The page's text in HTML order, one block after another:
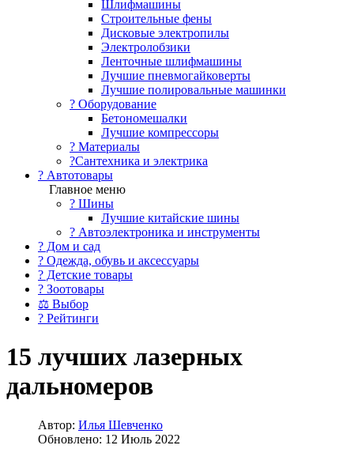
Шлифмашины
Строительные фены
Дисковые электропилы
Электролобзики
Ленточные шлифмашины
Лучшие пневмогайковерты
Лучшие полировальные машинки
?️ Оборудование
Бетономешалки
Лучшие компрессоры
? Материалы
?Сантехника и электрика
? Автотовары
Главное меню
? Шины
Лучшие китайские шины
? Автоэлектроника и инструменты
? Дом и сад
? Одежда, обувь и аксессуары
? Детские товары
? Зоотовары
⚖ Выбор
? Рейтинги
15 лучших лазерных
дальномеров
Автор: Илья Шевченко
Обновлено: 12 Июль 2022